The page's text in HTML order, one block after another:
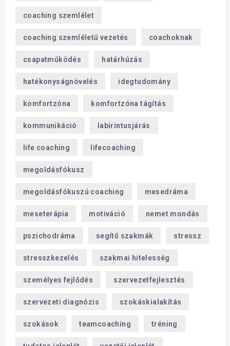
coaching szemlélet
coaching szemléletű vezetés coachoknak
csapatműködés határhúzás
hatékonyságnövelés idegtudomány
komfortzóna komfortzóna tágítás
kommunikáció labirintusjárás
life coaching lifecoaching
megoldásfókusz
megoldásfókuszú coaching mesedráma
meseterápia motiváció nemet mondás
pszichodráma segítő szakmák stressz
stresszkezelés szakmai hitelesség
személyes fejlődés szervezetfejlesztés
szervezeti diagnózis szokáskialakítás
szokások teamcoaching tréning